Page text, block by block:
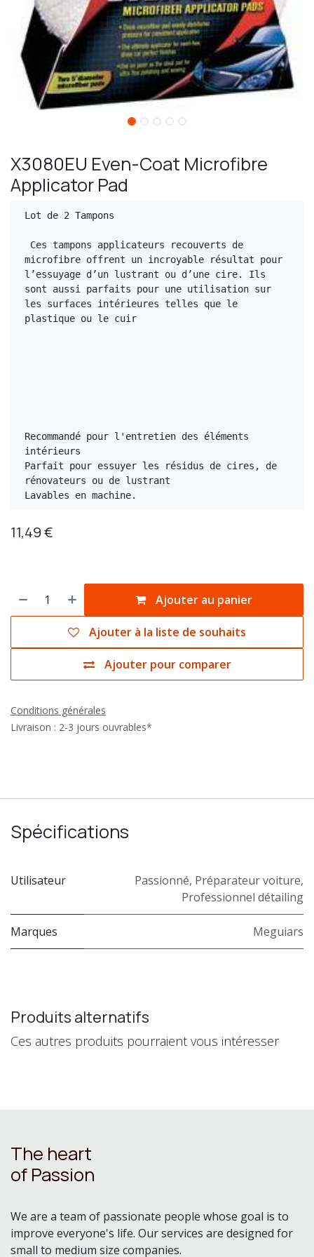
X3080EU Even-Coat Microfibre
Applicator Pad
Lot de 2 Tampons
microfibre offrent un incroyable résultat pour
l’essuyage d’un lustrant ou d’une cire. Ils
sont aussi parfaits pour une utilisation sur
les surfaces intérieures telles que le
plastique ou le cuir
Recommandé pour l'entretien des éléments
intérieurs
Parfait pour essuyer les résidus de cires, de
rénovateurs ou de lustrant
Lavables en machine.
11,49€
Ajouter au panier
Ajouter pour comparer
Ajouter à la liste de souhaits
Conditions générales
Livraison : 2-3 jours ouvrables*
Spécifications
Utilisateur Passionné, Préparateur voiture,
Professionnel détailing
Marques Meguiars
Produits alternatifs
Ces autres produits pourraient vous intéresser
The heart
of Passion
We are a team of passionate people whose goal is to
improve everyone's life. Our services are designed for
small to medium size companies.